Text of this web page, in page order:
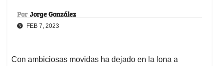
Por Jorge González
FEB 7, 2023
Con ambiciosas movidas ha dejado en la lona a